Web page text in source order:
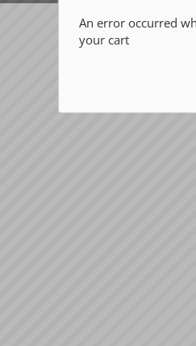
An error occurred
your cart